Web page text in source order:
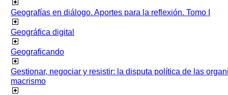
Geografías en diálogo. Aportes para la reflexión. Tomo I
Geográfica digital
Geograficando
Gestionar, negociar y resistir: la disputa política de las
macrismo